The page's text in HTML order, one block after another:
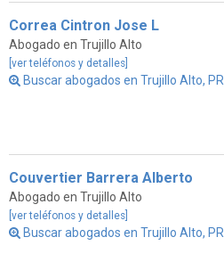
Correa Cintron Jose L
Abogado en Trujillo Alto
[ver teléfonos y detalles]
Buscar abogados en Trujillo Alto, PR
Couvertier Barrera Alberto
Abogado en Trujillo Alto
[ver teléfonos y detalles]
Buscar abogados en Trujillo Alto, PR